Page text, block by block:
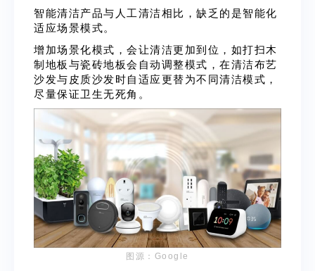
智能清洁产品与人工清洁相比，缺乏的是智能化
适应场景模式。
增加场景化模式，会让清洁更加到位，如打扫木
制地板与瓷砖地板会自动调整模式，在清洁布艺
沙发与皮质沙发时自适应更替为不同清洁模式，
尽量保证卫生无死角。
图源：Google